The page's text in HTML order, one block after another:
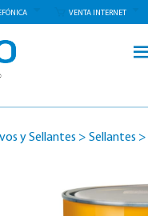
VENTA INTERNET
y Sellantes > Sellantes >